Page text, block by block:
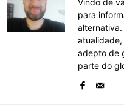
para
adepto de
parte do